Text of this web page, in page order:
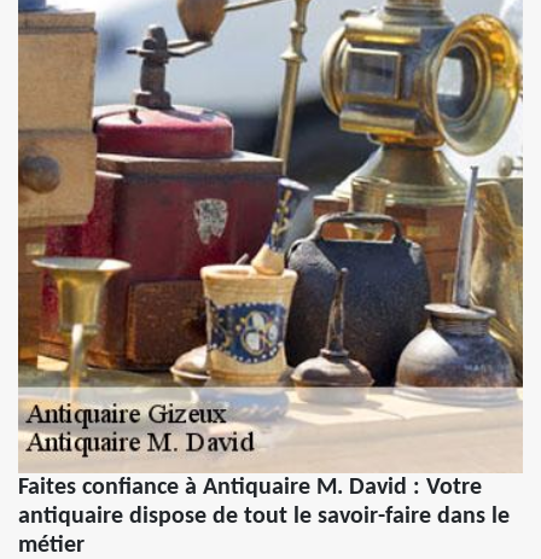
Faites confiance à Antiquaire M. David : Votre
antiquaire dispose de tout le savoir-faire dans le
métier